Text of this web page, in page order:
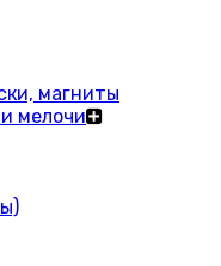
магниты
мелочи